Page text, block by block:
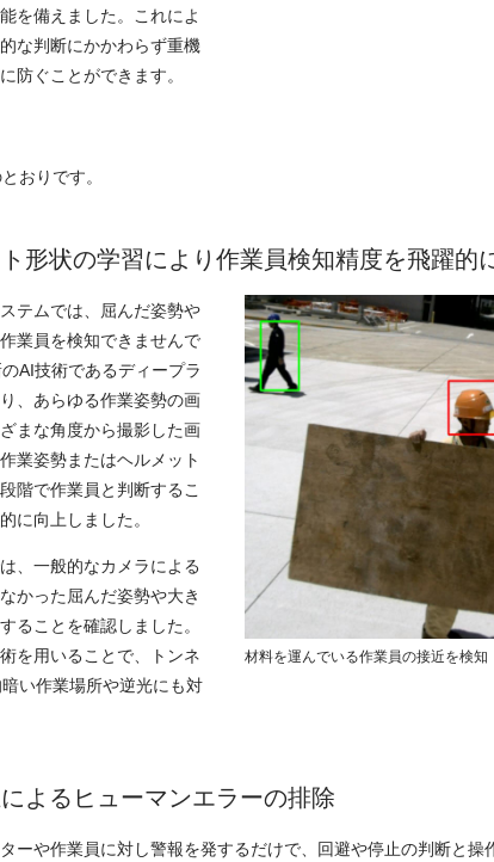
を備えました。これによ
な判断にかかわらず重機
防ぐことができます。
おりです。
形状の学習により作業員検知精度を飛躍的
テムでは、屈んだ姿勢や
業員を検知できませんで
AI技術であるディープラ
、あらゆる作業姿勢の画
まな角度から撮影した画
業姿勢またはヘルメット
階で作業員と判断するこ
に向上しました。
、一般的なカメラによる
かった屈んだ姿勢や大き
ることを確認しました。
を用いることで、トンネ
い作業場所や逆光にも対
材料を運んでいる作業員の接近を検知
よるヒューマンエラーの排除
ーや作業員に対し警報を発するだけで、回避や停止の判断と操